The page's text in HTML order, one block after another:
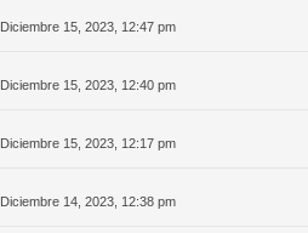
Diciembre 15, 2023, 12:47 pm
Diciembre 15, 2023, 12:40 pm
Diciembre 15, 2023, 12:17 pm
Diciembre 14, 2023, 12:38 pm